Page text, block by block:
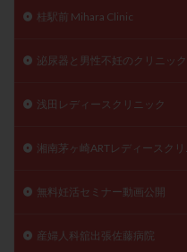
桂駅前 Mihara Clinic
泌尿器と男性不妊のクリニック
浅田レディースクリニック
湘南茅ヶ崎ARTレディースクリ
無料妊活セミナー動画公開
産婦人科舘出張佐藤病院